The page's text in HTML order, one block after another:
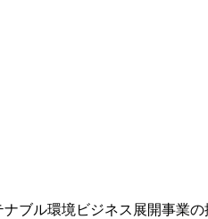
ブル環境ビジネス展開事業